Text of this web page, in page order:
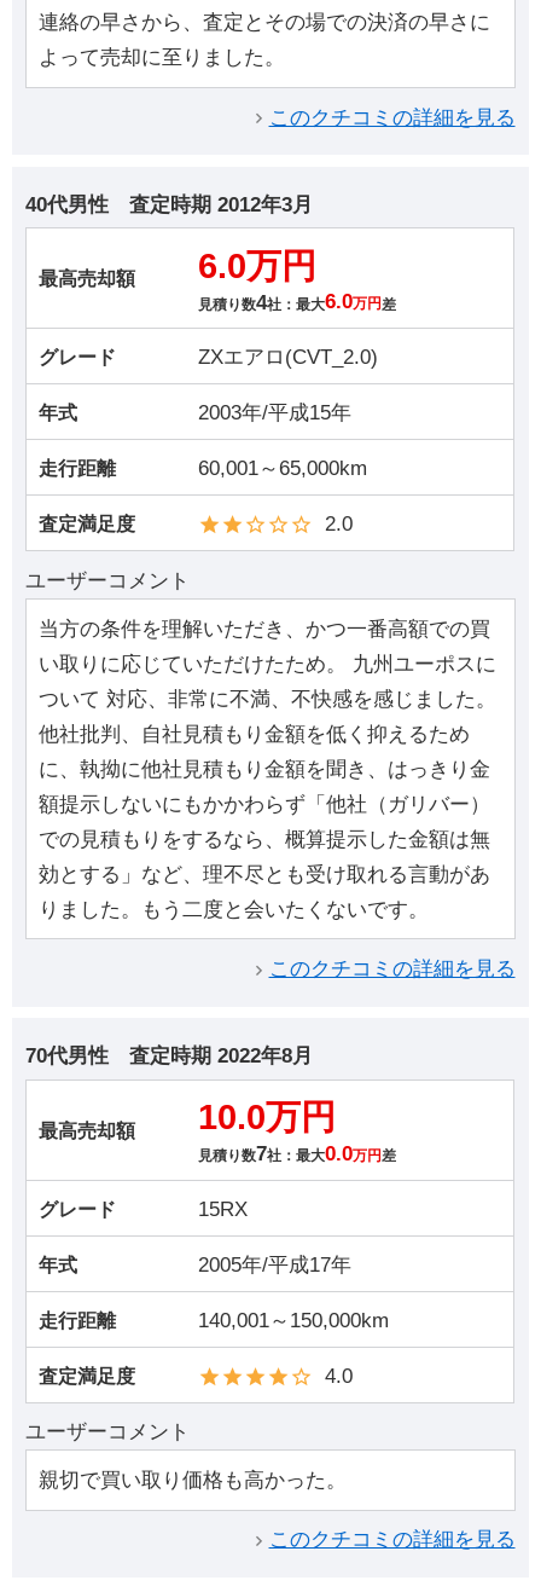
連絡の早さから、査定とその場での決済の早さに
よって売却に至りました。
このクチコミの詳細を見る
40代男性 査定時期 2012年3月
最高売却額 6.0万円
見積り数4社：最大6.0万円 差
グレード ZXエアロ(CVT_2.0)
年式 2003年/平成15年
走行距離 60,001～65,000km
査定満足度 2.0
ユーザーコメント
当方の条件を理解いただき、かつ一番高額での買
い取りに応じていただけたため。 九州ユーポスに
ついて 対応、非常に不満、不快感を感じました。
他社批判、自社見積もり金額を低く抑えるため
に、執拗に他社見積もり金額を聞き、はっきり金
額提示しないにもかかわらず「他社（ガリバー）
での見積もりをするなら、概算提示した金額は無
効とする」など、理不尽とも受け取れる言動があ
りました。もう二度と会いたくないです。
このクチコミの詳細を見る
70代男性 査定時期 2022年8月
最高売却額 10.0万円
見積り数7社：最大0.0万円差
グレード 15RX
年式 2005年/平成17年
走行距離 140,001～150,000km
査定満足度 4.0
ユーザーコメント
親切で買い取り価格も高かった。
このクチコミの詳細を見る